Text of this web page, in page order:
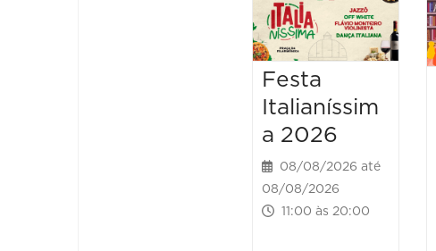
Festa
Italianíssim
a 2026
08/08/2026 até
08/08/2026
11:00 às 20:00